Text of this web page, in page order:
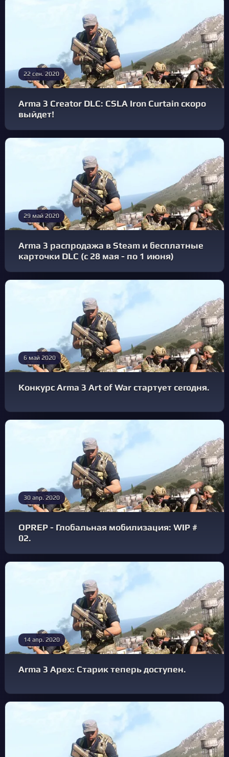
22 сен. 2020
Arma 3 Creator DLC: CSLA Iron Curtain скоро
выйдет!
29 май 2020
Arma 3 распродажа в Steam и бесплатные
карточки DLC (с 28 мая - по 1 июня)
6 май 2020
Конкурс Arma 3 Art of War стартует сегодня.
30 апр. 2020
OPREP - Глобальная мобилизация: WIP #
02.
14 апр. 2020
Arma 3 Apex: Старик теперь доступен.